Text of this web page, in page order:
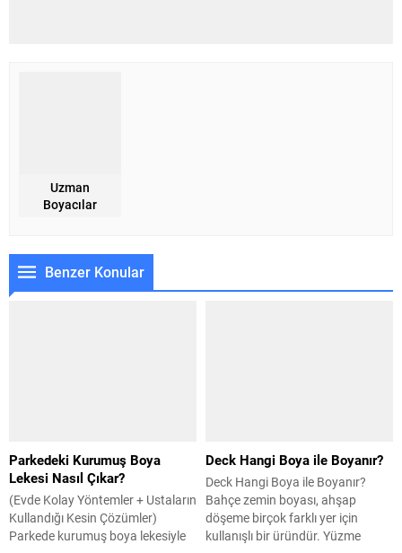
Uzman
Boyacılar
Benzer Konular
Parkedeki Kurumuş Boya
Lekesi Nasıl Çıkar?
(Evde Kolay Yöntemler + Ustaların
Kullandığı Kesin Çözümler)
Parkede kurumuş boya lekesiyle
Deck Hangi Boya ile Boyanır?
Deck Hangi Boya ile Boyanır?
Bahçe zemin boyası, ahşap
döşeme birçok farklı yer için
kullanışlı bir üründür. Yüzme